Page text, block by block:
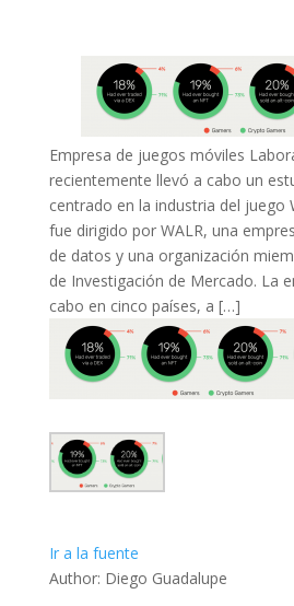
Empresa de juegos móviles
recientemente llevó a cabo un
centrado en la industria del juego
fue dirigido por WALR, una
de datos y una organización
de Investigación de Mercado. La
cabo en cinco países, a […]
Ir a la fuente
Author: Diego Guadalupe